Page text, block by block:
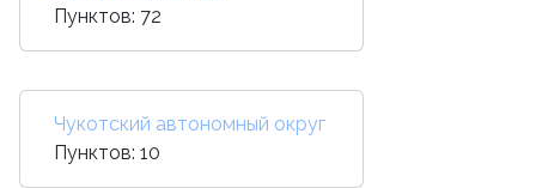
Пунктов: 72
Чукотский автономный округ
Пунктов: 10